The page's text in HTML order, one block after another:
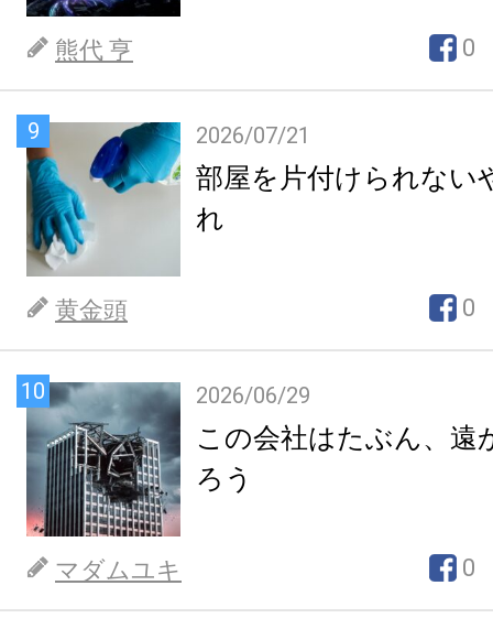
熊代 亨 0
9 2026/07/21
部屋を片付けられない
れ
黄金頭 0
10 2026/06/29
この会社はたぶん、遠
ろう
マダムユキ 0